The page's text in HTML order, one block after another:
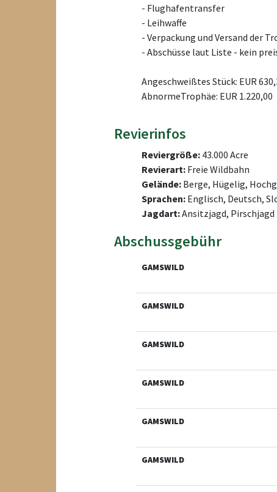
- Flughafentransfer
- Leihwaffe
- Verpackung und Versand der
- Abschüsse laut Liste - kein
Angeschweißtes Stück: EUR
AbnormeTrophäe: EUR 1.220,00
Revierinfos
Reviergröße: 43.000 Acre
Revierart: Freie Wildbahn
Gelände: Berge, Hügelig,
Sprachen: Englisch, Deutsch,
Jagdart:Ansitzjagd, Pirschjagd
Abschussgebühr
GAMSWILD
GAMSWILD
GAMSWILD
GAMSWILD
GAMSWILD
GAMSWILD